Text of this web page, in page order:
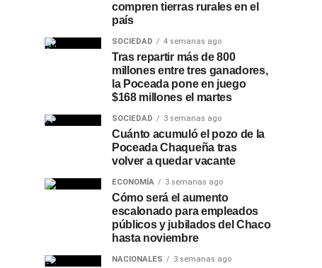
compren tierras rurales en el
país
SOCIEDAD 4 semanas ago
Tras repartir más de 800
millones entre tres ganadores,
la Poceada pone en juego
$168 millones el martes
SOCIEDAD 3 semanas ago
Cuánto acumuló el pozo de la
Poceada Chaqueña tras
volver a quedar vacante
ECONOMÍA 3 semanas ago
Cómo será el aumento
escalonado para empleados
públicos y jubilados del Chaco
hasta noviembre
NACIONALES 3 semanas ago